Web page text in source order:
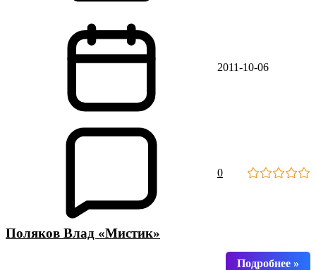
2011-10-06
0
Поляков Влад «Мистик»